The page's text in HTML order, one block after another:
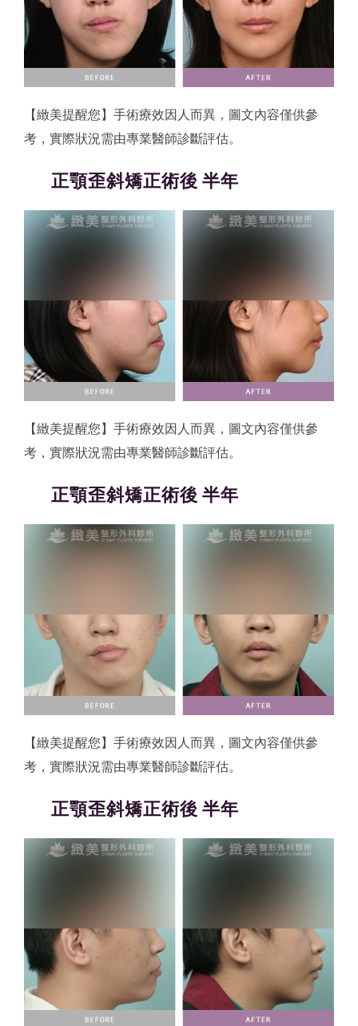
【緻美提醒您】手術療效因人而異，圖文內容僅供參
考，實際狀況需由專業醫師診斷評估。
正顎歪斜矯正術後 半年
【緻美提醒您】手術療效因人而異，圖文內容僅供參
考，實際狀況需由專業醫師診斷評估。
正顎歪斜矯正術後 半年
【緻美提醒您】手術療效因人而異，圖文內容僅供參
考，實際狀況需由專業醫師診斷評估。
正顎歪斜矯正術後 半年